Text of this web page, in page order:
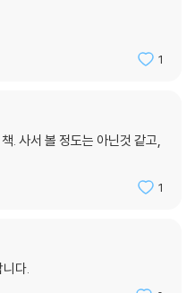
1
. 사서 볼 정도는 아닌것 같고,
1
다.